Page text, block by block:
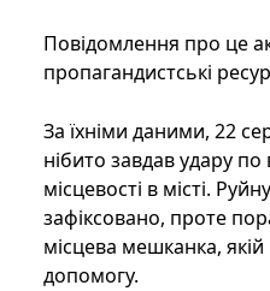
Повідомлення про це
пропагандистські
За їхніми даними, 22
нібито завдав удару по
місцевості в місті.
зафіксовано, проте
місцева мешканка,
допомогу.